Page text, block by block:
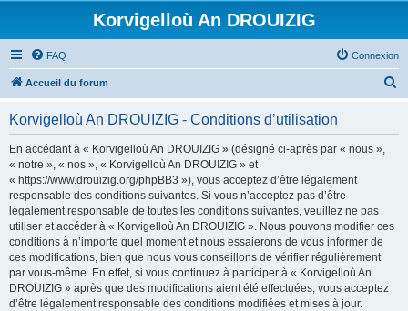
Korvigelloù An DROUIZIG
FAQ Connexion
Accueil du forum
Korvigelloù An DROUIZIG - Conditions d’utilisation
En accédant à « Korvigelloù An DROUIZIG » (désigné ci-après par « nous »,
« notre », « nos », « Korvigelloù An DROUIZIG » et
« https://www.drouizig.org/phpBB3 »), vous acceptez d’être légalement
responsable des conditions suivantes. Si vous n’acceptez pas d’être
légalement responsable de toutes les conditions suivantes, veuillez ne pas
utiliser et accéder à « Korvigelloù An DROUIZIG ». Nous pouvons modifier ces
conditions à n’importe quel moment et nous essaierons de vous informer de
ces modifications, bien que nous vous conseillons de vérifier régulièrement
par vous-même. En effet, si vous continuez à participer à « Korvigelloù An
DROUIZIG » après que des modifications aient été effectuées, vous acceptez
d’être légalement responsable des conditions modifiées et mises à jour.